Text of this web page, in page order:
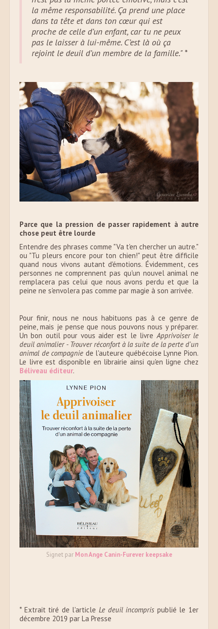
la même responsabilité. Ça prend une place
dans ta tête et dans ton cœur qui est
proche de celle d’un enfant, car tu ne peux
pas le laisser à lui-même. C’est là où ça
rejoint le deuil d’un membre de la famille." *
Parce que la pression de passer rapidement à autre
chose peut être lourde
Entendre des phrases comme "Va t'en chercher un autre."
ou "Tu pleurs encore pour ton chien!" peut être difficile
quand nous vivons autant d'émotions. Évidemment, ces
personnes ne comprennent pas qu'un nouvel animal ne
remplacera pas celui que nous avons perdu et que la
peine ne s'envolera pas comme par magie à son arrivée.
Pour finir, nous ne nous habituons pas à ce genre de
peine, mais je pense que nous pouvons nous y préparer.
Un bon outil pour vous aider est le livre Apprivoiser le
deuil animalier - Trouver réconfort à la suite de la perte d'un
animal de compagnie de l'auteure québécoise Lynne Pion.
Le livre est disponible en librairie ainsi qu'en ligne chez
Béliveau éditeur.
Signet par Mon Ange Canin-Furever keepsake
* Extrait tiré de l'article Le deuil incompris publié le 1er
décembre 2019 par La Presse